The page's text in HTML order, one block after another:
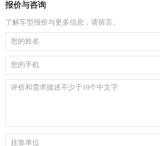
报价与咨询
了解车型报价与更多信息，请留言。